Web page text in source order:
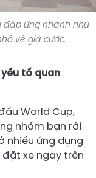
đáp ứng nhanh nhu
về giá cước.
tố quan
World Cup,
nhóm bạn rời
nhiều ứng dụng
xe ngay trên